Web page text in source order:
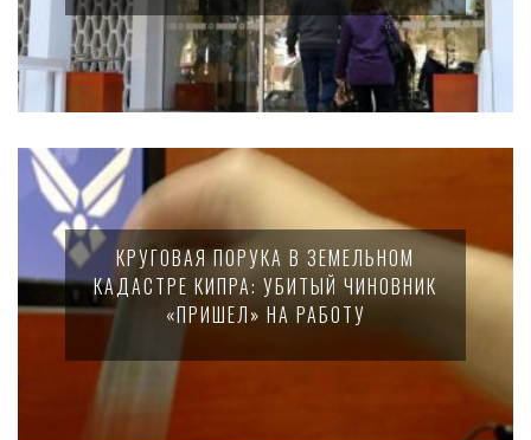
КРУГОВАЯ ПОРУКА В ЗЕМЕЛЬНОМ
КАДАСТРЕ КИПРА: УБИТЫЙ ЧИНОВНИК
«ПРИШЕЛ» НА РАБОТУ